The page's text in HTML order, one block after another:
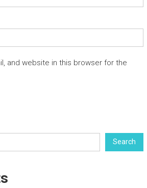
and website in this browser for the
Search